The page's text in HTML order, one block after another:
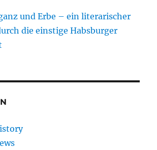
und Erbe – ein literarischer
die einstige Habsburger